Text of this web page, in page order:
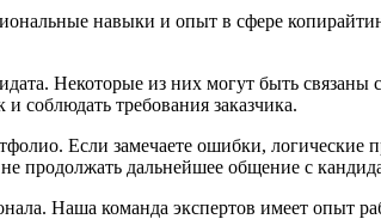
навыки и опыт в сфере
Некоторые из них могут быть
соблюдать требования заказчика.
Если замечаете ошибки, логические
продолжать дальнейшее общение с
Наша команда экспертов имеет опыт